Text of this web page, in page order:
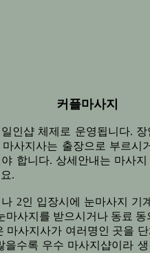
커플마사지
인샵 체제로 운영됩니다.
사지사는 출장으로 부르시
합니다. 상세안내는 마사
.
2인 입장시에 눈마사지 기
마사지를 받으시거나 동료
마사지사가 여러명인 곳을
을수록 우수 마사지샵이라